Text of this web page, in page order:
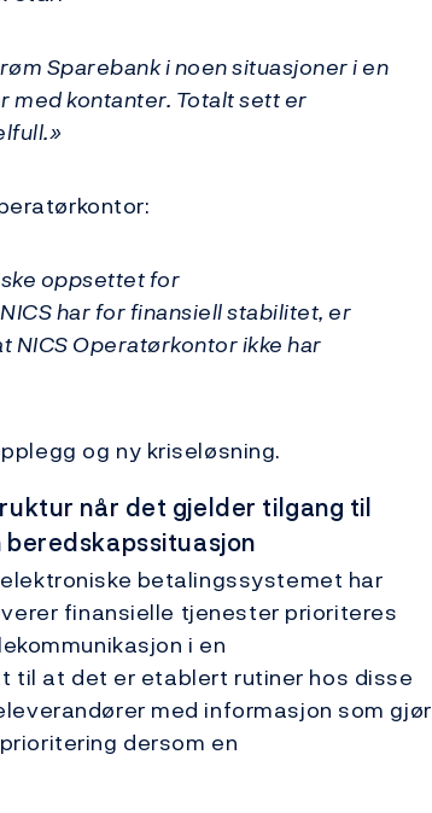
Sparebank i noen situasjoner i en
med kontanter. Totalt sett er
oppsettet for
har for finansiell stabilitet, er
NICS Operatørkontor ikke har
og ny kriseløsning.
når det gjelder tilgang til
betalingssystemet har
finansielle tjenester prioriteres
i en
til at det er etablert rutiner hos disse
med informasjon som gjør
dersom en